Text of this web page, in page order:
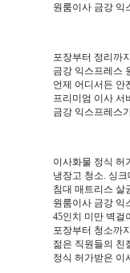
원룸이사 금강 익
포장부터 정리까
금강 익스프레스
언제 어디서든 안
프리미엄 이사 서
금강 익스프레스
이사화물 정식 허
냉장고 청소. 싱
침대 매트리스 살
원룸이사 금강 익
45인치 미만 벽걸
포장부터 청소까
젊은 직원들의 친
정식 허가받은 이